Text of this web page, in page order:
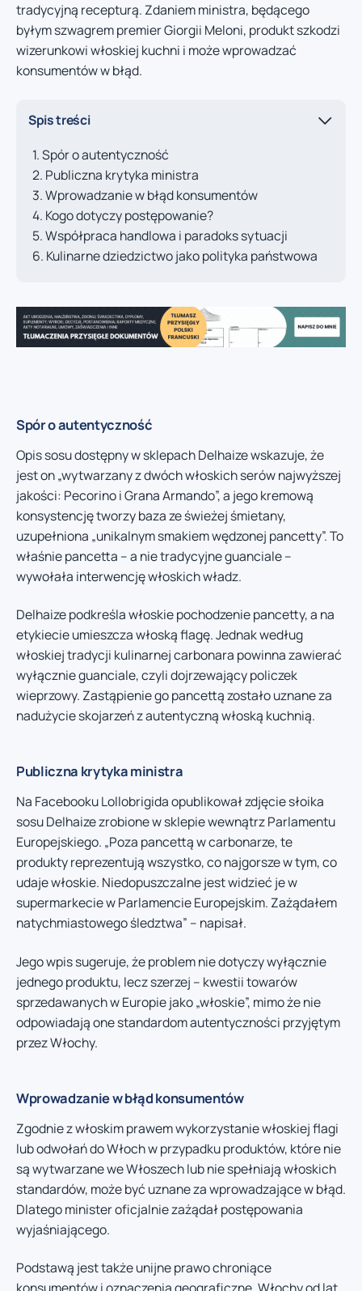
tradycyjną recepturą. Zdaniem ministra, będącego
byłym szwagrem premier Giorgii Meloni, produkt szkodzi
wizerunkowi włoskiej kuchni i może wprowadzać
konsumentów w błąd.
Spis treści
Spór o autentyczność
Publiczna krytyka ministra
Wprowadzanie w błąd konsumentów
Kogo dotyczy postępowanie?
Współpraca handlowa i paradoks sytuacji
Kulinarne dziedzictwo jako polityka państwowa
Spór o autentyczność
Opis sosu dostępny w sklepach Delhaize wskazuje, że
jest on „wytwarzany z dwóch włoskich serów najwyższej
jakości: Pecorino i Grana Armando”, a jego kremową
konsystencję tworzy baza ze świeżej śmietany,
uzupełniona „unikalnym smakiem wędzonej pancetty”. To
właśnie pancetta – a nie tradycyjne guanciale –
wywołała interwencję włoskich władz.
Delhaize podkreśla włoskie pochodzenie pancetty, a na
etykiecie umieszcza włoską flagę. Jednak według
włoskiej tradycji kulinarnej carbonara powinna zawierać
wyłącznie guanciale, czyli dojrzewający policzek
wieprzowy. Zastąpienie go pancettą zostało uznane za
nadużycie skojarzeń z autentyczną włoską kuchnią.
Publiczna krytyka ministra
Na Facebooku Lollobrigida opublikował zdjęcie słoika
sosu Delhaize zrobione w sklepie wewnątrz Parlamentu
Europejskiego. „Poza pancettą w carbonarze, te
produkty reprezentują wszystko, co najgorsze w tym, co
udaje włoskie. Niedopuszczalne jest widzieć je w
supermarkecie w Parlamencie Europejskim. Zażądałem
natychmiastowego śledztwa” – napisał.
Jego wpis sugeruje, że problem nie dotyczy wyłącznie
jednego produktu, lecz szerzej – kwestii towarów
sprzedawanych w Europie jako „włoskie”, mimo że nie
odpowiadają one standardom autentyczności przyjętym
przez Włochy.
Wprowadzanie w błąd konsumentów
Zgodnie z włoskim prawem wykorzystanie włoskiej flagi
lub odwołań do Włoch w przypadku produktów, które nie
są wytwarzane we Włoszech lub nie spełniają włoskich
standardów, może być uznane za wprowadzające w błąd.
Dlatego minister oficjalnie zażądał postępowania
wyjaśniającego.
Podstawą jest także unijne prawo chroniące